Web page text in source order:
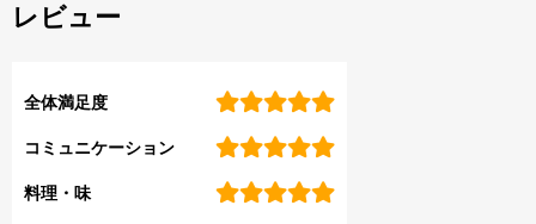
レビュー
全体満足度
コミュニケーション
料理・味